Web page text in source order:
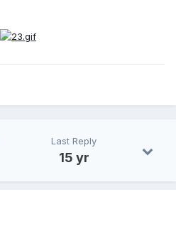
Last Reply
15 yr